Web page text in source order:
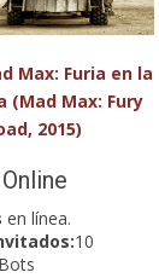
Max: Furia en la
(Mad Max: Fury
2015)
en línea.
10